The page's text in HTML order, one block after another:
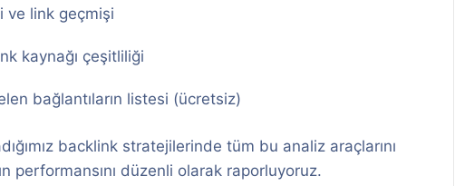
ve link geçmişi
kaynağı çeşitliliği
bağlantıların listesi (ücretsiz)
backlink stratejilerinde tüm bu analiz araçlarını
performansını düzenli olarak raporluyoruz.